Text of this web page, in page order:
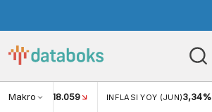
Makro
USD/IDR 18.059 INFLASI YOY (JUN)3,34%